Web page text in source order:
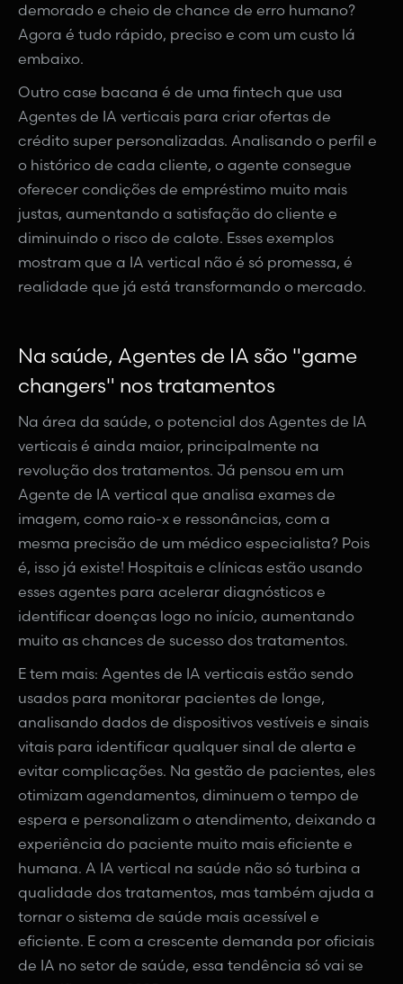
demorado e cheio de chance de erro humano?
Agora é tudo rápido, preciso e com um custo lá
embaixo.
Outro case bacana é de uma fintech que usa
Agentes de IA verticais para criar ofertas de
crédito super personalizadas. Analisando o perfil e
o histórico de cada cliente, o agente consegue
oferecer condições de empréstimo muito mais
justas, aumentando a satisfação do cliente e
diminuindo o risco de calote. Esses exemplos
mostram que a IA vertical não é só promessa, é
realidade que já está transformando o mercado.
Na saúde, Agentes de IA são "game
changers" nos tratamentos
Na área da saúde, o potencial dos Agentes de IA
verticais é ainda maior, principalmente na
revolução dos tratamentos. Já pensou em um
Agente de IA vertical que analisa exames de
imagem, como raio-x e ressonâncias, com a
mesma precisão de um médico especialista? Pois
é, isso já existe! Hospitais e clínicas estão usando
esses agentes para acelerar diagnósticos e
identificar doenças logo no início, aumentando
muito as chances de sucesso dos tratamentos.
E tem mais: Agentes de IA verticais estão sendo
usados para monitorar pacientes de longe,
analisando dados de dispositivos vestíveis e sinais
vitais para identificar qualquer sinal de alerta e
evitar complicações. Na gestão de pacientes, eles
otimizam agendamentos, diminuem o tempo de
espera e personalizam o atendimento, deixando a
experiência do paciente muito mais eficiente e
humana. A IA vertical na saúde não só turbina a
qualidade dos tratamentos, mas também ajuda a
tornar o sistema de saúde mais acessível e
eficiente. E com a crescente demanda por oficiais
de IA no setor de saúde, essa tendência só vai se